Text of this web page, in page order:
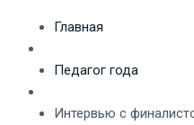
Главная
Педагог года
Интервью с